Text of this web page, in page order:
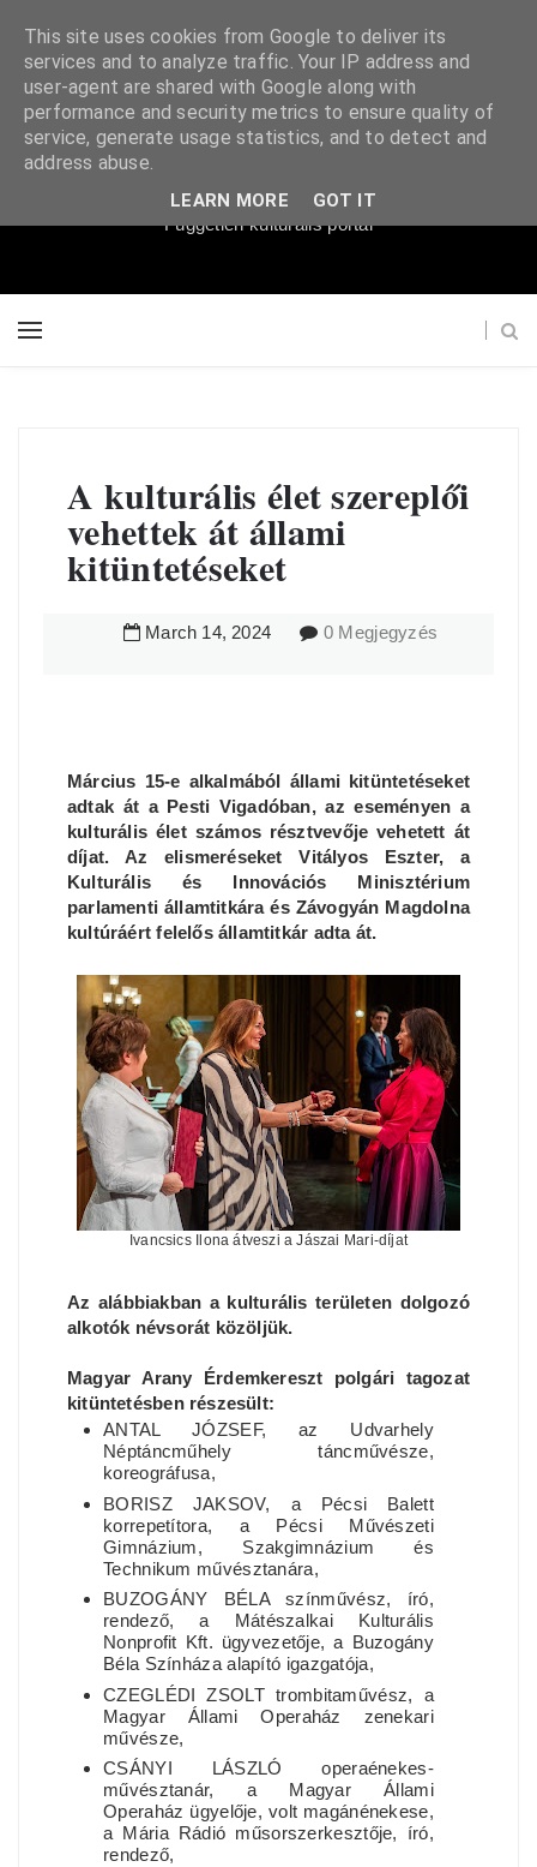
Súgópéldány
Független kulturális portál
A kulturális élet szereplői
vehettek át állami
kitüntetéseket
March 14, 2024 0 Megjegyzés
Március 15-e alkalmából állami kitüntetéseket
adtak át a Pesti Vigadóban, az eseményen a
kulturális élet számos résztvevője vehetett át
díjat. Az elismeréseket Vitályos Eszter, a
Kulturális és Innovációs Minisztérium
parlamenti államtitkára és Závogyán Magdolna
kultúráért felelős államtitkár adta át.
Ivancsics Ilona átveszi a Jászai Mari-díjat
Az alábbiakban a kulturális területen dolgozó
alkotók névsorát közöljük.
Magyar Arany Érdemkereszt polgári tagozat
kitüntetésben részesült:
ANTAL JÓZSEF, az Udvarhely
Néptáncműhely táncművésze,
koreográfusa,
BORISZ JAKSOV, a Pécsi Balett
korrepetítora, a Pécsi Művészeti
Gimnázium, Szakgimnázium és
Technikum művésztanára,
BUZOGÁNY BÉLA színművész, író,
rendező, a Mátészalkai Kulturális
Nonprofit Kft. ügyvezetője, a Buzogány
Béla Színháza alapító igazgatója,
CZEGLÉDI ZSOLT trombitaművész, a
Magyar Állami Operaház zenekari
művésze,
CSÁNYI LÁSZLÓ operaénekes-
művésztanár, a Magyar Állami
Operaház ügyelője, volt magánénekese,
a Mária Rádió műsorszerkesztője, író,
rendező,
This site uses cookies from Google to deliver its
services and to analyze traffic. Your IP address and
user-agent are shared with Google along with
performance and security metrics to ensure quality of
service, generate usage statistics, and to detect and
address abuse.
LEARN MORE GOT IT